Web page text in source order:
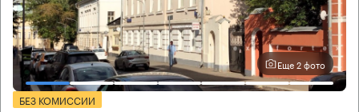
Еще 2 фото
БЕЗ КОМИССИИ